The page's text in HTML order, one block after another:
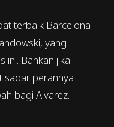
terbaik Barcelona
yang
ini. Bahkan jika
sadar perannya
bagi Alvarez.